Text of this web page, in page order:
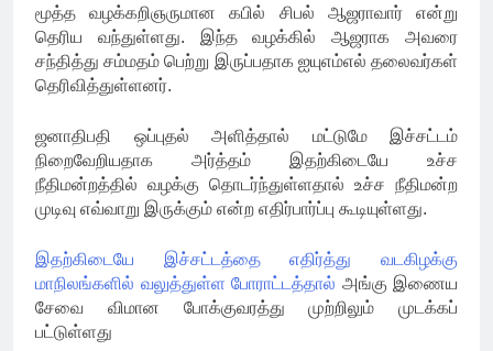
மூத்த வழக்கறிஞருமான கபில் சிபல் ஆஜராவார் என்று
தெரிய வந்துள்ளது. இந்த வழக்கில் ஆஜராக அவரை
சந்தித்து சம்மதம் பெற்று இருப்பதாக ஐயுஎம்எல் தலைவர்கள்
தெரிவித்துள்ளனர்.
ஜனாதிபதி ஒப்புதல் அளித்தால் மட்டுமே இச்சட்டம்
நிறைவேறியதாக அர்த்தம் இதற்கிடையே உச்ச
நீதிமன்றத்தில் வழக்கு தொடர்ந்துள்ளதால் உச்ச நீதிமன்ற
முடிவு எவ்வாறு இருக்கும் என்ற எதிர்பார்ப்பு கூடியுள்ளது.
இதற்கிடையே இச்சட்டத்தை எதிர்த்து வடகிழக்கு
மாநிலங்களில் வலுத்துள்ள போராட்டத்தால் அங்கு இணைய
சேவை விமான போக்குவரத்து முற்றிலும் முடக்கப்
பட்டுள்ளது